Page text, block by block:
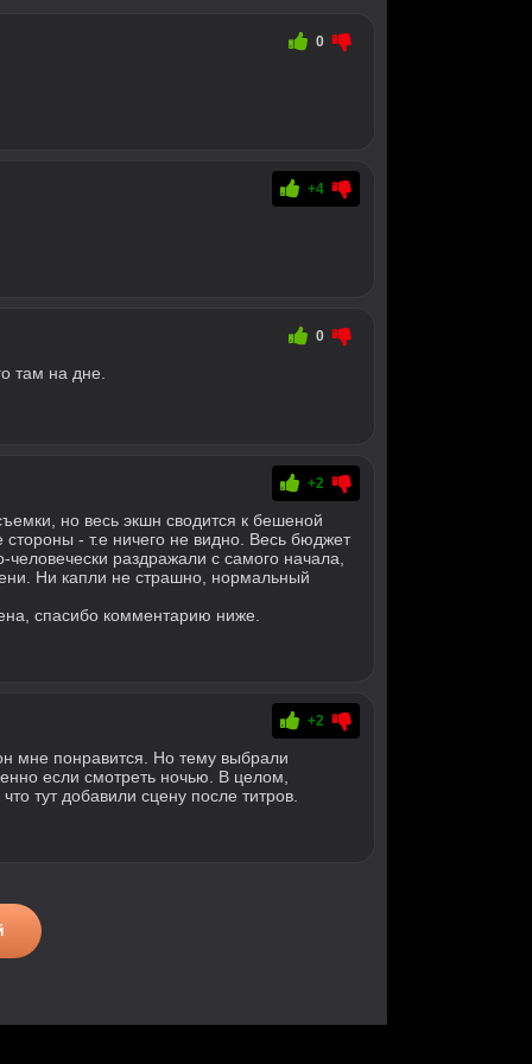
0
+4
0
там на дне.
+2
но весь экшн сводится к бешеной
- т.е ничего не видно. Весь бюджет
раздражали с самого начала,
Ни капли не страшно, нормальный
спасибо комментарию ниже.
+2
мне понравится. Но тему выбрали
если смотреть ночью. В целом,
тут добавили сцену после титров.